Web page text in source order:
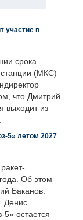
участие в
срока
станции (МКС)
что Дмитрий
выходит из
5» летом 2027
Об этом
Баканов.
Денис
остается